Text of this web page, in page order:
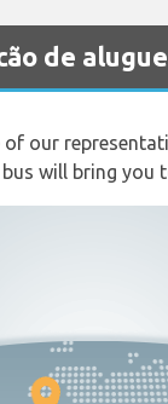
de
of our
will bring